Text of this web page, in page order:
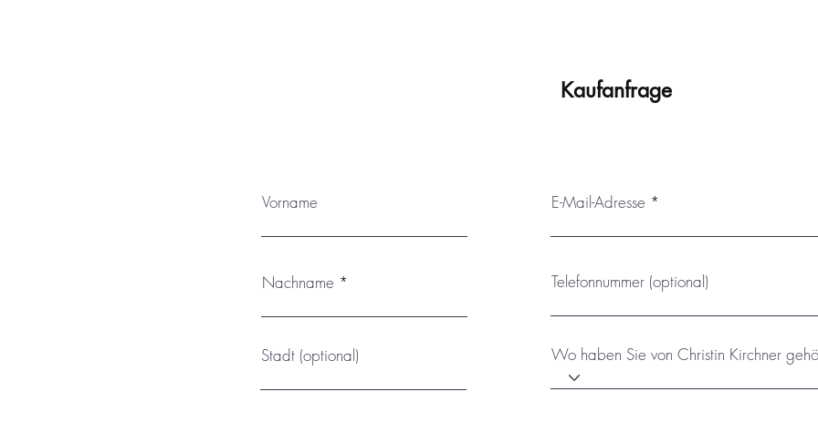
Kaufanfrage
Vorname
Nachname
Stadt (optional)
E-Mail-Adresse
Telefonnummer (optional)
Wo haben Sie von Christin Kirchner